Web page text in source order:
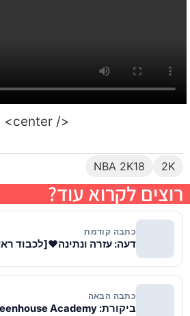
</ center>
2K
NBA 2K18
רוצים לקרוא עוד?
כתבה קודמת
דעה: עזרה ונתינה♥[לכבוד
כתבה הבאה
ביקורת: Greenhouse Academy